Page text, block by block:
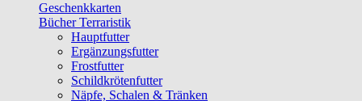
Geschenkkarten
Bücher Terraristik
Hauptfutter
Ergänzungsfutter
Frostfutter
Schildkrötenfutter
Näpfe, Schalen & Tränken